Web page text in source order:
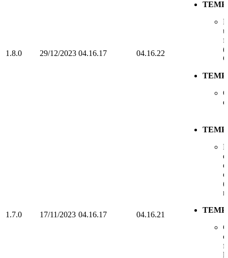
1.8.0 29/12/2023 04.16.17 04.16.22
1.7.0 17/11/2023 04.16.17 04.16.21